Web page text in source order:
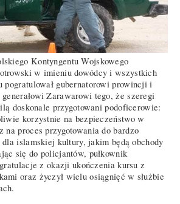
Kontyngentu Wojskowego
w imieniu dowódcy i wszystkich
pogratulował gubernatorowi prowincji i
Zarawarowi tego, że szeregi
doskonale przygotowani podoficerowie:
korzystnie na bezpieczeństwo w
proces przygotowania do bardzo
islamskiej kultury, jakim będą obchody
się do policjantów, pułkownik
z okazji ukończenia kursu z
oraz życzył wielu osiągnięć w służbie